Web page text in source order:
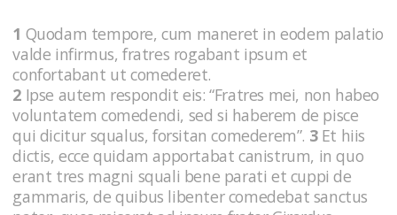
1 Quodam tempore, cum maneret in eodem palatio
valde infirmus, fratres rogabant ipsum et
confortabant ut comederet.
2 Ipse autem respondit eis: “Fratres mei, non habeo
voluntatem comedendi, sed si haberem de pisce
qui dicitur squalus, forsitan comederem”. 3Et hiis
dictis, ecce quidam apportabat canistrum, in quo
erant tres magni squali bene parati et cuppi de
gammaris, de quibus libenter comedebat sanctus